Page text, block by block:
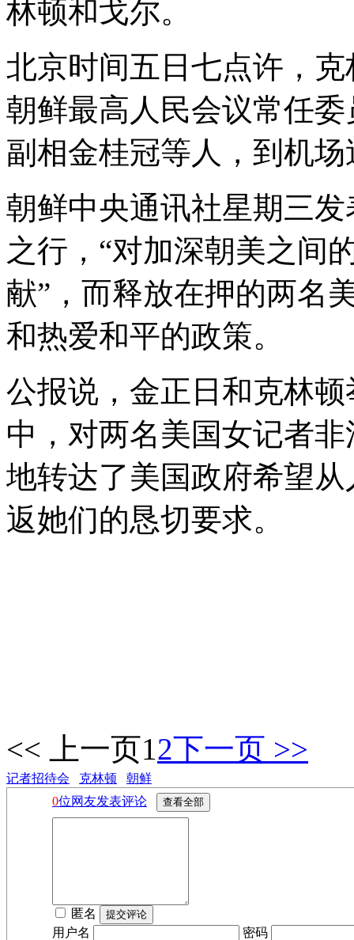
林顿和戈尔。
北京时间五日七点许，
朝鲜最高人民会议常任
副相金桂冠等人，到机场
朝鲜中央通讯社星期三
之行，“对加深朝美之间
献”，而释放在押的两名
和热爱和平的政策。
公报说，金正日和克林
中，对两名美国女记者
地转达了美国政府希望
返她们的恳切要求。
<< 上一页12下一页 >>
记者招待会 克林顿
朝鲜
0位网友发表评论
匿名
用户名
密码